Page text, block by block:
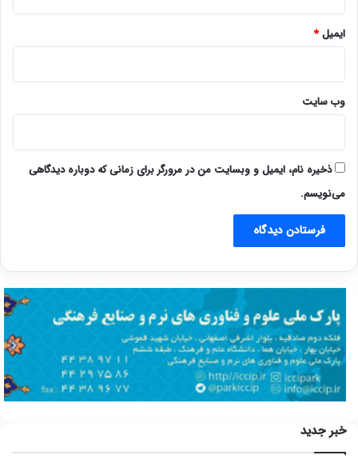
ایمیل*
وب‌ سایت
ذخیره نام، ایمیل و وبسایت من در مرورگر برای زمانی که دوباره دیدگاهی
می‌نویسم.
خبر جدید